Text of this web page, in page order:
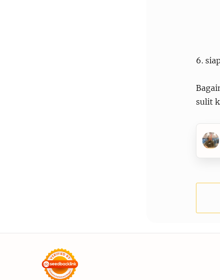
6.
sulit